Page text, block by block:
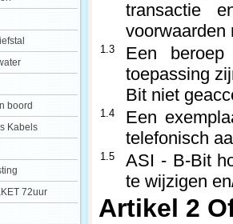
boord
Kabels
72uur
transactie
voorwaarden
1.3
Een
toepassing
Bit niet
1.4
Een
telefonisch
1.5
ASI - B-Bit
te wijzigen
Artikel 2